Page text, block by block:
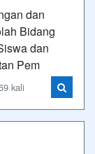
dan
Bidang
dan
Pem
kali